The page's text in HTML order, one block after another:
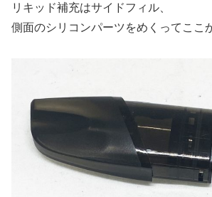
リキッド補充はサイドフィル、
側面のシリコンパーツをめくってここ